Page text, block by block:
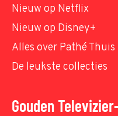
Nieuw op Netflix
Nieuw op Disney+
Alles over Pathé Thuis
De leukste collecties
Gouden